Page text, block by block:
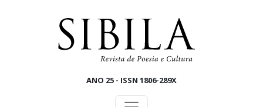
ANO 25 - ISSN 1806-289X